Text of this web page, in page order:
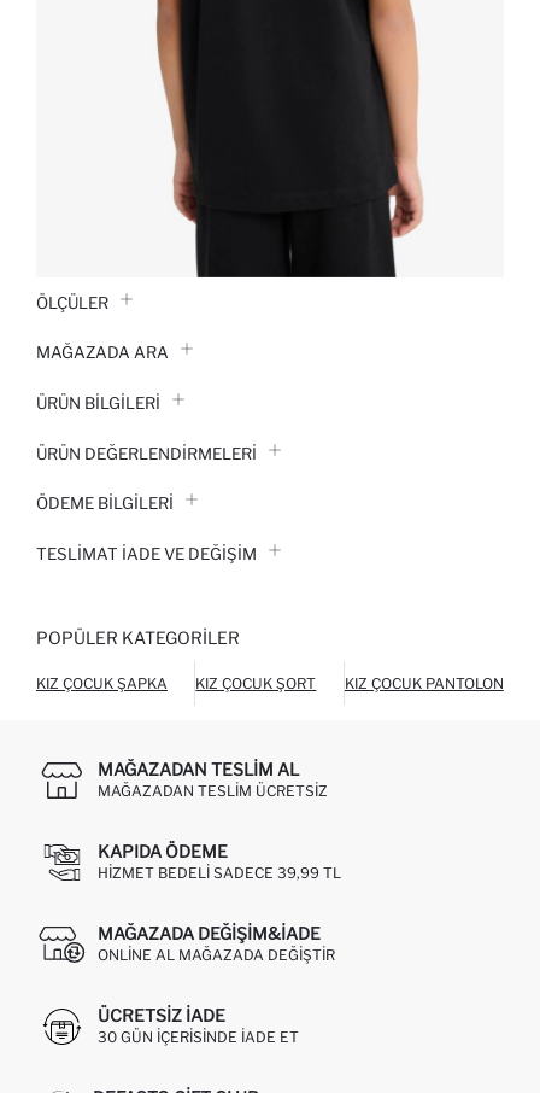
ÖLÇÜLER
MAĞAZADA ARA
ÜRÜN BILGILERI
ÜRÜN DEĞERLENDİRMELERİ
ÖDEME BİLGİLERİ
TESLIMAT İADE VE DEĞIŞIM
POPÜLER KATEGORILER
KIZ ÇOCUK ŞAPKA KIZ ÇOCUK ŞORT KIZ ÇOCUK PANTOLON
MAĞAZADAN TESLIM AL
MAĞAZADAN TESLIM ÜCRETSIZ
KAPIDA ÖDEME
HIZMET BEDELI SADECE 39,99 TL
MAĞAZADA DEĞIŞIM&İADE
ONLINE AL MAĞAZADA DEĞIŞTIR
ÜCRETSIZ IADE
30 GÜN IÇERISINDE IADE ET